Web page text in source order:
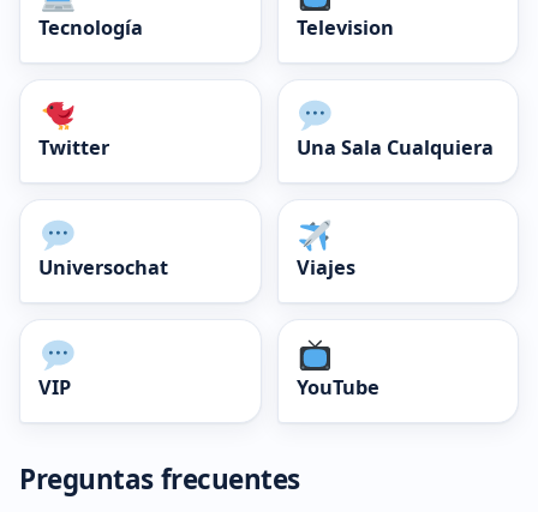
Tecnología Television
Twitter Una Sala Cualquiera
Universochat Viajes
VIP YouTube
Preguntas frecuentes